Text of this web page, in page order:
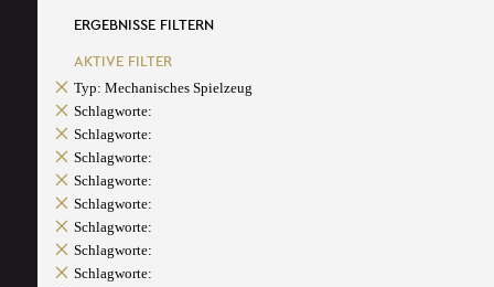
ERGEBNISSE FILTERN
AKTIVE FILTER
Typ: Mechanisches Spielzeug
Schlagworte:
Schlagworte:
Schlagworte:
Schlagworte:
Schlagworte:
Schlagworte:
Schlagworte:
Schlagworte: